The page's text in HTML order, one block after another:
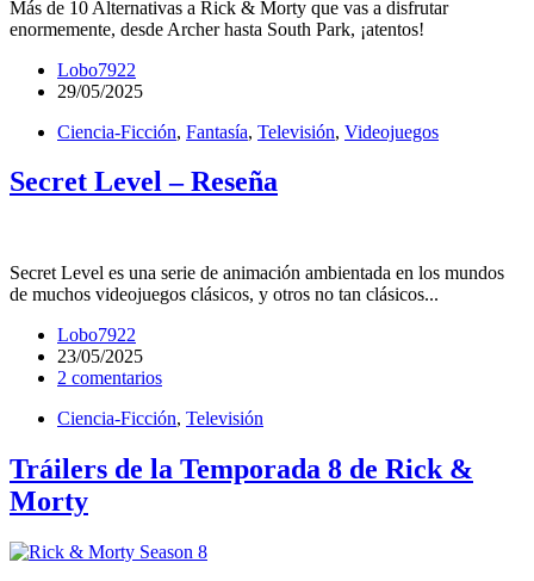
Más de 10 Alternativas a Rick & Morty que vas a disfrutar
enormemente, desde Archer hasta South Park, ¡atentos!
Lobo7922
29/05/2025
Ciencia-Ficción, Fantasía, Televisión, Videojuegos
Secret Level – Reseña
Secret Level es una serie de animación ambientada en los mundos
de muchos videojuegos clásicos, y otros no tan clásicos...
Lobo7922
23/05/2025
2 comentarios
Ciencia-Ficción, Televisión
Tráilers de la Temporada 8 de Rick &
Morty